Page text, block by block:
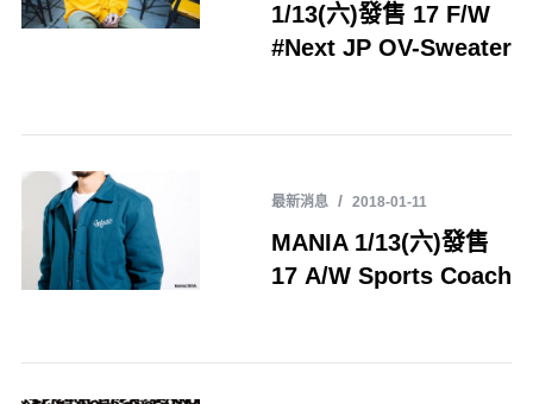
1/13(六)發售 17 F/W
#Next JP OV-Sweater
最新消息 2018-01-11
MANIA 1/13(六)發售
17 A/W Sports Coach